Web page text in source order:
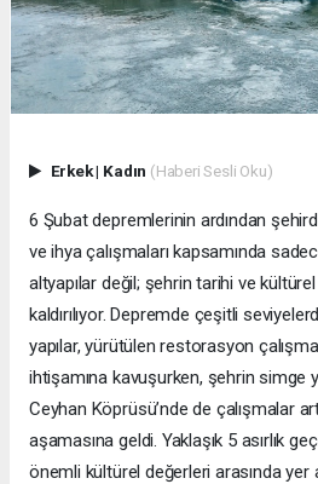
Erkek| Kadın (Haberi Sesli Oku)
6 Şubat depremlerinin ardından
ve ihya çalışmaları kapsamında
altyapılar değil; şehrin tarihi ve
kaldırılıyor. Depremde çeşitli
yapılar, yürütülen restorasyon
ihtişamına kavuşurken, şehrin simge
Ceyhan Köprüsü’nde de çalışmalar
aşamasına geldi. Yaklaşık 5 asırlık
önemli kültürel değerleri arasında yer